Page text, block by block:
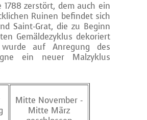
zerstört, dem auch ein
Ruinen befindet sich
Saint-Grat, die zu Beginn
Gemäldezyklus dekoriert
auf Anregung des
ein neuer Malzyklus
Mitte November -
Mitte März